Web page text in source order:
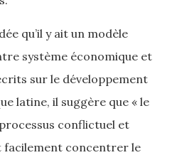
qu’il y ait un modèle
système économique et
sur le développement
latine, il suggère que « le
conflictuel et
facilement concentrer le